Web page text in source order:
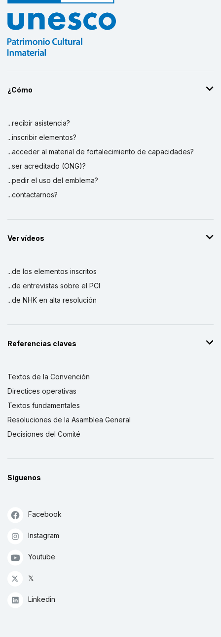
¿Cómo
...recibir asistencia?
...inscribir elementos?
...acceder al material de fortalecimiento de capacidades?
...ser acreditado (ONG)?
...pedir el uso del emblema?
...contactarnos?
Ver vídeos
...de los elementos inscritos
...de entrevistas sobre el PCI
...de NHK en alta resolución
Referencias claves
Textos de la Convención
Directices operativas
Textos fundamentales
Resoluciones de la Asamblea General
Decisiones del Comité
Síguenos
Facebook
Instagram
Youtube
𝕏
Linkedin